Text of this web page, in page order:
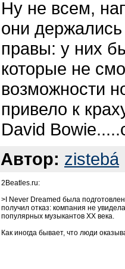
Ну не всем,
они
правы: у них
которые не
возможности
привело к
David
Автор: zistebá
2Beatles.ru:
>I Never Dreamed была
получил отказ: компания не
популярных музыкантов XX века.
Как иногда бывает, что люди